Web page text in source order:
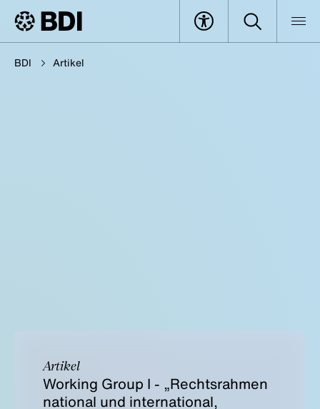
BDI Artikel
Artikel
Working Group I - „Rechtsrahmen
national und international,